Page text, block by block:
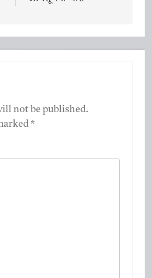
not be published.
*